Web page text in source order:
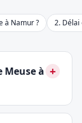
à Namur ? 2. Délai
Meuse à +